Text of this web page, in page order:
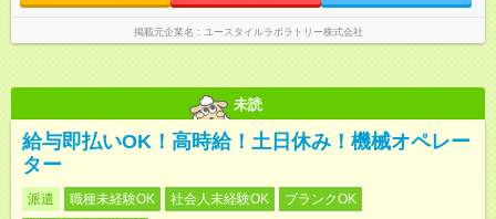
掲載元企業名 ユースタイルラボラトリー株式会社
未読
給与即払いOK！高時給！土日休み！機械オペレー
ター
派遣 職種未経験OK 社会人未経験OK
ブランクOK